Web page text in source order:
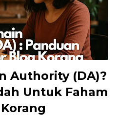
Authority (DA)?
Untuk Faham